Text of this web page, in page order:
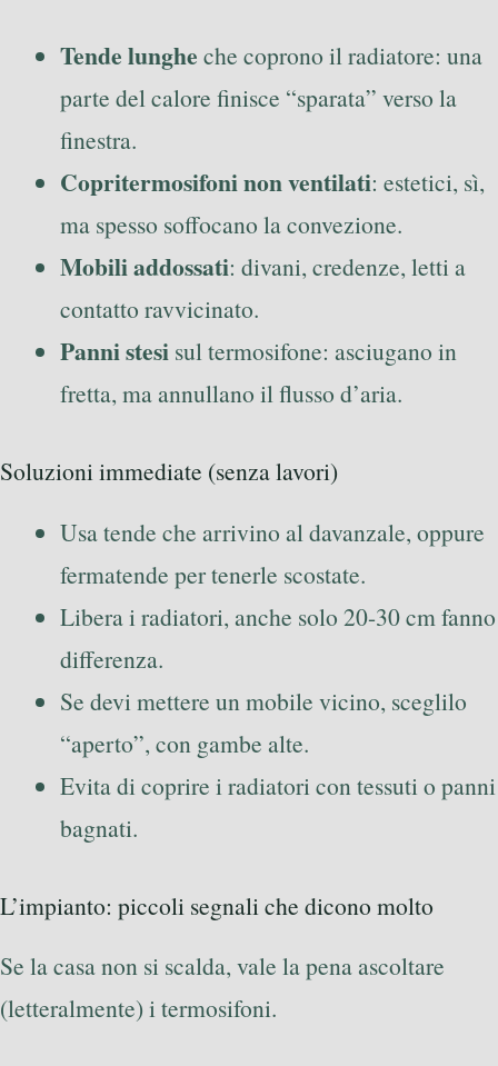
Tende lunghe che coprono il radiatore: una
parte del calore finisce “sparata” verso la
finestra.
Copritermosifoni non ventilati: estetici, sì,
ma spesso soffocano la convezione.
Mobili addossati: divani, credenze, letti a
contatto ravvicinato.
Panni stesi sul termosifone: asciugano in
fretta, ma annullano il flusso d’aria.
Soluzioni immediate (senza lavori)
Usa tende che arrivino al davanzale, oppure
fermatende per tenerle scostate.
Libera i radiatori, anche solo 20-30 cm fanno
differenza.
Se devi mettere un mobile vicino, sceglilo
“aperto”, con gambe alte.
Evita di coprire i radiatori con tessuti o panni
bagnati.
L’impianto: piccoli segnali che dicono molto
Se la casa non si scalda, vale la pena ascoltare
(letteralmente) i termosifoni.